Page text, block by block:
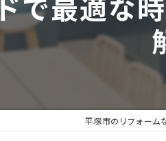
平塚市のリフォーム